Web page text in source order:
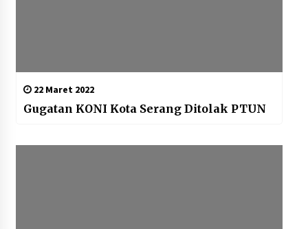
22 Maret 2022
Gugatan KONI Kota Serang Ditolak PTUN